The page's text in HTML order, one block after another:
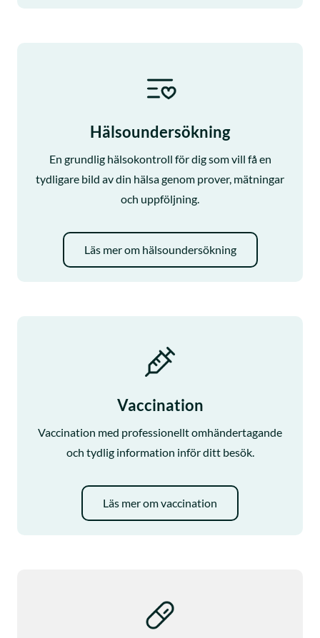
Hälsoundersökning
En grundlig hälsokontroll för dig som vill få en
tydligare bild av din hälsa genom prover, mätningar
och uppföljning.
Läs mer om hälsoundersökning
Vaccination
Vaccination med professionellt omhändertagande
och tydlig information inför ditt besök.
Läs mer om vaccination